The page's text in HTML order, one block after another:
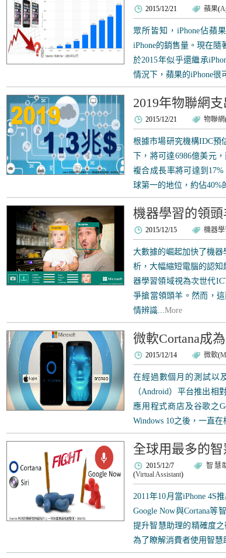
2015/12/21 蘋果(
眾所皆知，iPhone佔蘋
iPhone的銷售量。現在隨
於2015年似乎還繼承
情況下，蘋果的iPhone很
2019年物聯網
2015/12/21 物聯網
根據市場研究機構IDC預
下，將可達6986億美元
複合成長率將可達到
球第一的地位，約佔40%
機器學習的領頭
2015/12/15 機器學
大數據的崛起加快了機
析，大幅縮短電腦的認知
器學習領域視為次世代
爭搶當領頭羊。然而，
情辨識...More
微軟Cortana成
2015/12/14 微軟(
在經過數個月的測試以
（Android）平台推出相
應用程式商店及谷歌之
Windows 10之後，一直
全球用最多的
2015/12/7 智慧
(Virtual Assistant)
2011年10月當iPhone 4S
Google Now與Cortana
提升智慧助理的精確度
為了瞭解消費者使用智